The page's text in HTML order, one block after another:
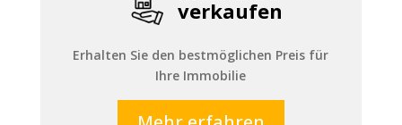
verkaufen
Erhalten Sie den bestmöglichen Preis für
Ihre Immobilie